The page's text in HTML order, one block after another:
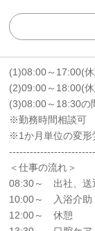
(1)08:00～17:00(
(2)09:00～18:00(
(3)08:00～18:30の
※勤務時間相談可
※1か月単位の変形
＜仕事の流れ＞
08:30～ 出社、送
10:00～ 入浴
12:00～ 休憩